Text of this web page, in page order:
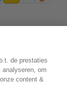
de prestaties
om
content &